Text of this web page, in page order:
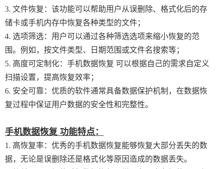
3. 文件恢复：该功能可以帮助用户从误删除、格式化后的存
储卡或手机内存中恢复各种类型的文件；
4. 选项筛选：用户可以通过各种筛选选项来缩小恢复的范
围。例如，按文件类型、日期范围或文件名搜索等；
5. 高度可定制化：手机数据恢复 可以根据自己的需求自定义
扫描设置，提高恢复效率；
6. 安全可靠：优质的软件通常具备数据保护机制，在数据恢
复过程中保证用户数据的安全性和完整性。
手机数据恢复 功能特点：
1. 高恢复率：优秀的手机数据恢复能够恢复大部分丢失的数
据，无论是误删除还是格式化等原因造成的数据丢失。